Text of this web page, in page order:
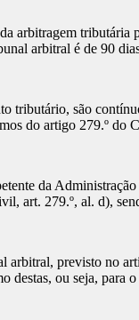
arbitragem
arbitral é de 90
tributário, são
do artigo 279.º do
da
art. 279.º, al. d),
previsto no
destas, ou seja,